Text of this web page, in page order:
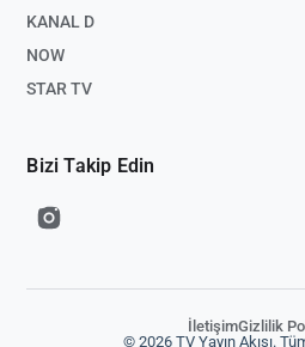
KANAL D
NOW
STAR TV
Bizi Takip Edin
© 2026 TV Yayın Akışı.
İletişimGizlilik